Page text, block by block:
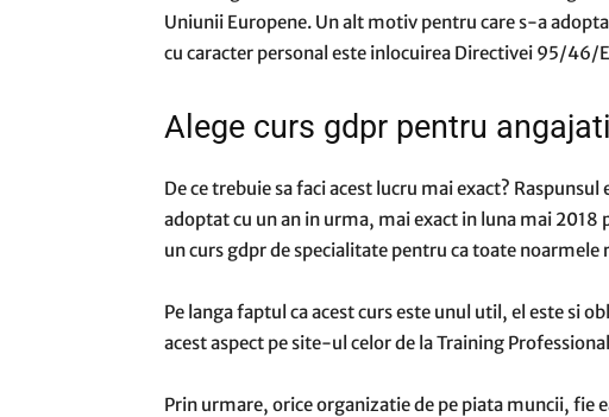
Uniunii Europene. Un alt motiv pentru care s-a
cu caracter personal este inlocuirea Directivei 95/46/
Alege curs gdpr pentru
De ce trebuie sa faci acest lucru mai exact?
adoptat cu un an in urma, mai exact in luna mai 2018
un curs gdpr de specialitate pentru ca toate noarmele
Pe langa faptul ca acest curs este unul util, el este si
acest aspect pe site-ul celor de la Training
Prin urmare, orice organizatie de pe piata muncii, fie